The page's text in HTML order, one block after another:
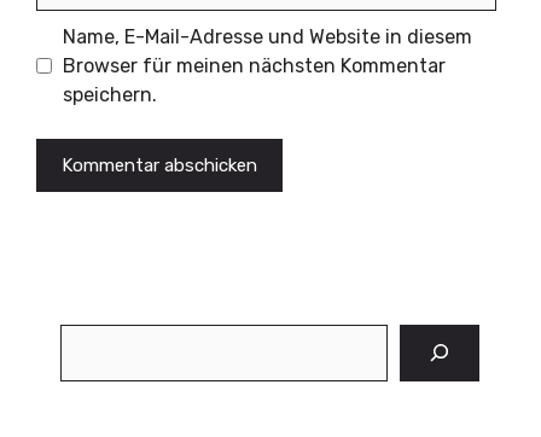
Name, E-Mail-Adresse und Website in diesem
Browser für meinen nächsten Kommentar
speichern.